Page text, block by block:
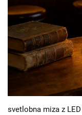
svetlobna miza z